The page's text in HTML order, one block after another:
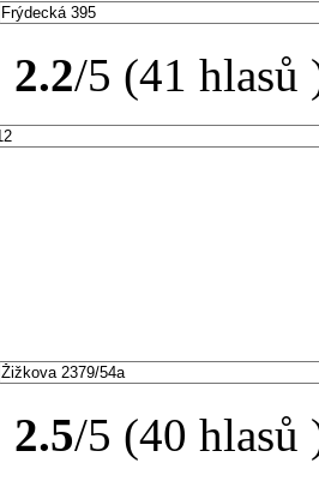
2.2/5 (41 hlasů
2.5/5 (40 hlasů